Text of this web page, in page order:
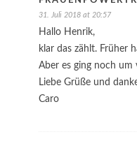
31. Juli 2018 at 20:57
Hallo Henrik,
klar das zählt. Früher
Aber es ging noch um
Liebe Grüße und
Caro